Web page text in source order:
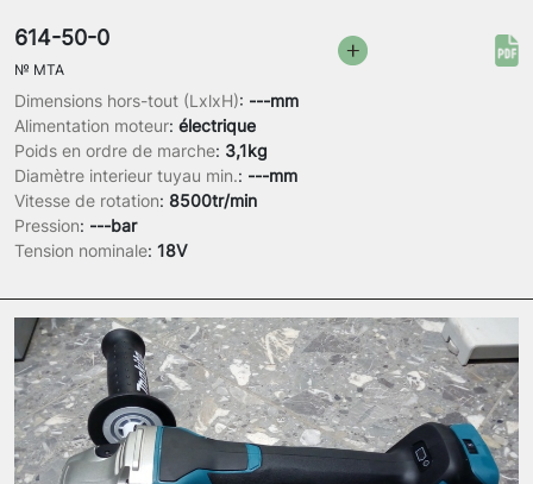
Dimensions hors-tout (LxlxH): ---mm
Alimentation moteur: électrique
Poids en ordre de marche: 3,1kg
Diamètre interieur tuyau min.: ---mm
Vitesse de rotation: 8500tr/min
Pression: ---bar
Tension nominale: 18V
614-50-0
№ MTA